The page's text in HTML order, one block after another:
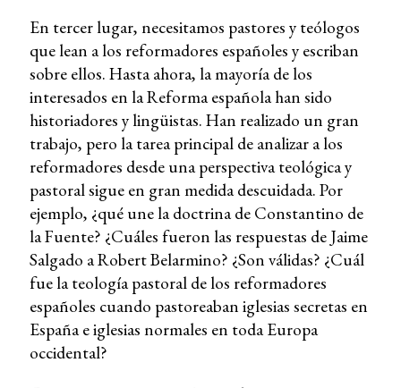
En tercer lugar, necesitamos pastores y teólogos
que lean a los reformadores españoles y escriban
sobre ellos. Hasta ahora, la mayoría de los
interesados ​​en la Reforma española han sido
historiadores y lingüistas. Han realizado un gran
trabajo, pero la tarea principal de analizar a los
reformadores desde una perspectiva teológica y
pastoral sigue en gran medida descuidada. Por
ejemplo, ¿qué une la doctrina de Constantino de
la Fuente? ¿Cuáles fueron las respuestas de Jaime
Salgado a Robert Belarmino? ¿Son válidas? ¿Cuál
fue la teología pastoral de los reformadores
españoles cuando pastoreaban iglesias secretas en
España e iglesias normales en toda Europa
occidental?